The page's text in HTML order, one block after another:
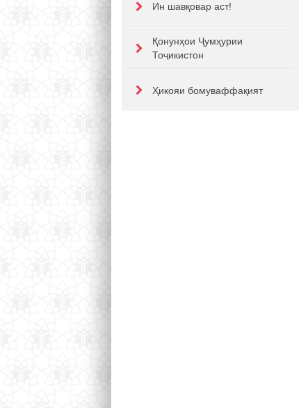
Ин шавқовар аст!
Қонунҳои Ҷумҳурии
Тоҷикистон
Ҳикояи бомуваффақият